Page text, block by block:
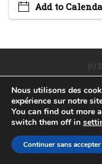
Add to
(c)
POLITIQUE DE
MENTIONS
Nous utilisons des
expérience sur notre
You can find out more
switch them off in
Continuer sans accepter